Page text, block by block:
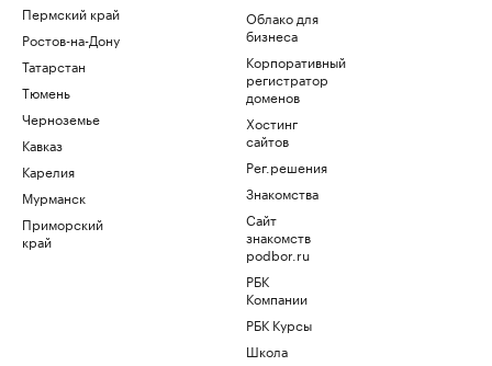
Пермский край
Ростов-на-Дону
Татарстан
Тюмень
Черноземье
Кавказ
Карелия
Мурманск
Приморский
край
Облако для
бизнеса
Корпоративный
регистратор
доменов
Хостинг
сайтов
Рег.решения
Знакомства
Сайт
знакомств
podbor.ru
РБК
Компании
РБК Курсы
Школа